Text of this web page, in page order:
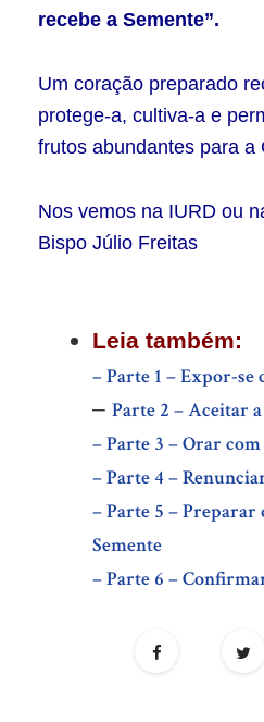
recebe a Semente”.
Um coração preparado
protege-a, cultiva-a e
frutos abundantes para a
Nos vemos na IURD ou
Bispo Júlio Freitas
Leia também:
– Parte 1 – Expor-se
– Parte 2 – Aceitar
– Parte 3 – Orar
– Parte 4 –
– Parte 5 –
Semente
– Parte 6 –